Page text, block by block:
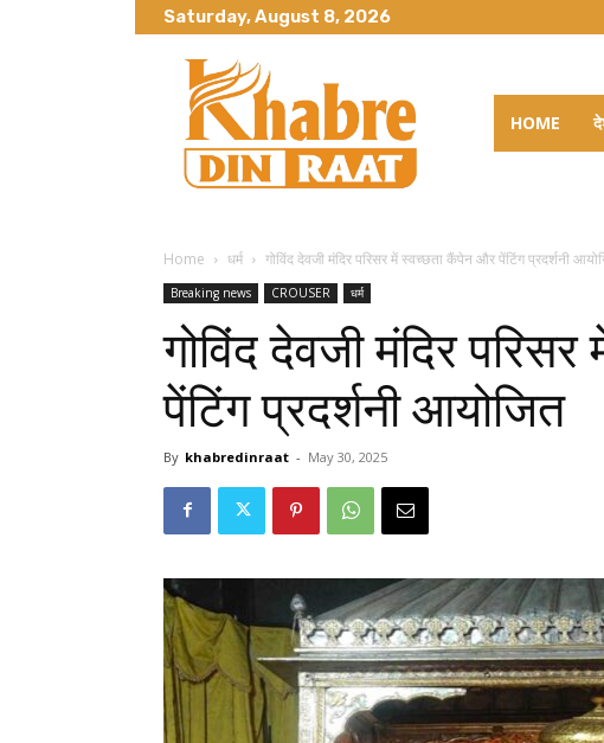
Saturday, August 8, 2026
HOME
Home धर्म गोविंद देवजी मंदिर परिसर में स्वच्छता कैंपेन और पेंटिंग प्रदर्शनी
Breaking news CROUSER धर्म
गोविंद देवजी मंदिर
पेंटिंग प्रदर्शनी आयोजित
By khabredinraat - May 30, 2025